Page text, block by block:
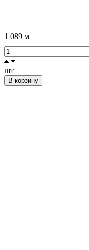
1 089 м
шт
В корзину